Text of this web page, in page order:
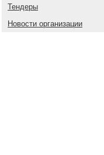
Тендеры
Новости организации